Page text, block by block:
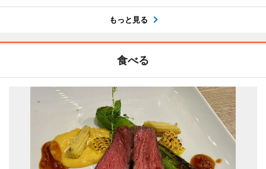
もっと見る
食べる